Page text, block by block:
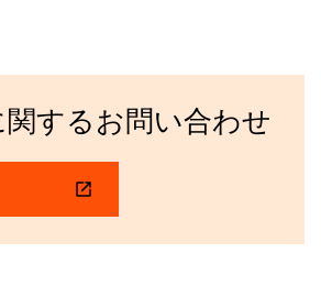
するお問い合わせ